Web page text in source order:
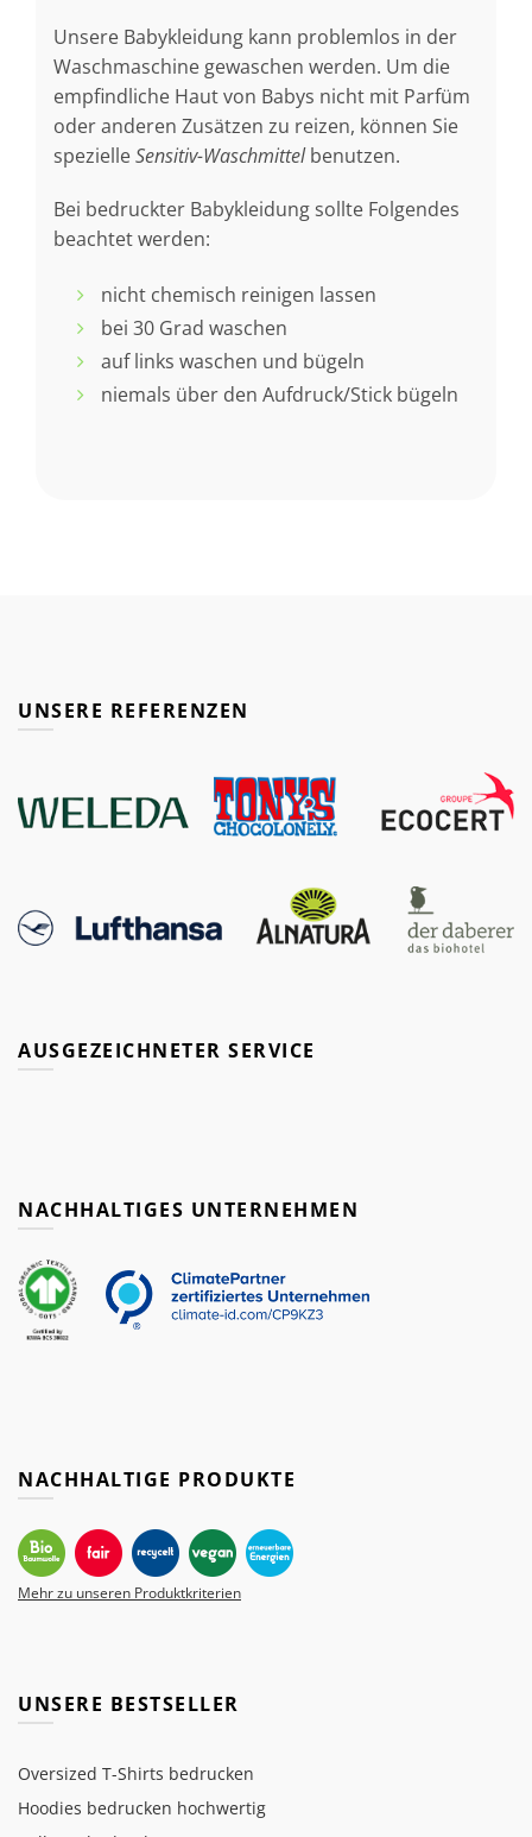
Unsere Babykleidung kann problemlos in der
Waschmaschine gewaschen werden. Um die
empfindliche Haut von Babys nicht mit Parfüm
oder anderen Zusätzen zu reizen, können Sie
spezielleSensitiv-Waschmittelbenutzen.
Bei bedruckter Babykleidung sollte Folgendes
beachtet werden:
nicht chemisch reinigen lassen
bei 30 Grad waschen
auf links waschen und bügeln
niemals über den Aufdruck/Stick bügeln
UNSERE REFERENZEN
AUSGEZEICHNETER SERVICE
NACHHALTIGES UNTERNEHMEN
NACHHALTIGE PRODUKTE
Mehr zu unseren Produktkriterien
UNSERE BESTSELLER
Oversized T-Shirts bedrucken
Hoodies bedrucken hochwertig